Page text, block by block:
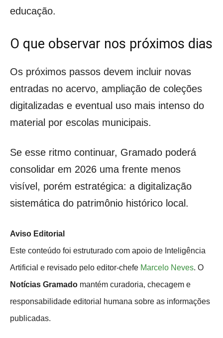
educação.
O que observar nos próximos dias
Os próximos passos devem incluir novas
entradas no acervo, ampliação de coleções
digitalizadas e eventual uso mais intenso do
material por escolas municipais.
Se esse ritmo continuar, Gramado poderá
consolidar em 2026 uma frente menos
visível, porém estratégica: a digitalização
sistemática do patrimônio histórico local.
Aviso Editorial
Este conteúdo foi estruturado com apoio de Inteligência
Artificial e revisado pelo editor-chefe Marcelo Neves. O
Notícias Gramado mantém curadoria, checagem e
responsabilidade editorial humana sobre as informações
publicadas.